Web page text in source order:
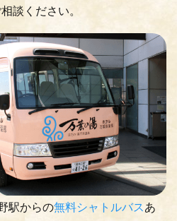
談ください。
駅からの無料シャトルバスあ